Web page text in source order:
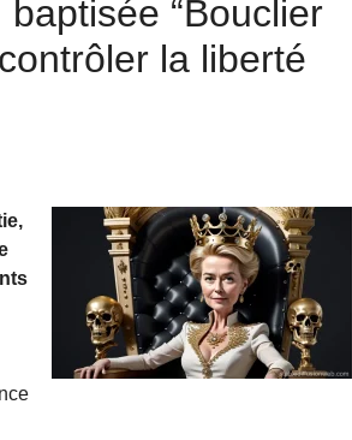
“Bouclier
la liberté